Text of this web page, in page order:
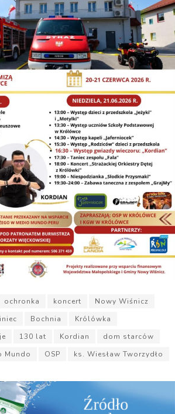
ochronka koncert
Nowy Wiśnicz
Bochnia
Królówka
130 lat Kordian
dom starców
Mundo OSP ks. Wiesław Tworzydło